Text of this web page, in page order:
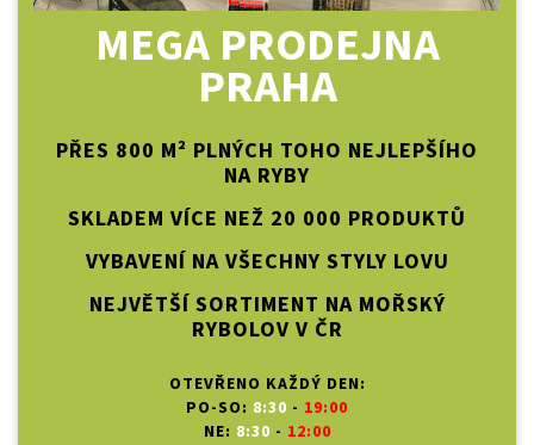
MEGA PRODEJNA
PRAHA
PŘES 800 M² PLNÝCH TOHO NEJLEPŠÍHO
NA RYBY
SKLADEM VÍCE NEŽ 20 000 PRODUKTŮ
VYBAVENÍ NA VŠECHNY STYLY LOVU
NEJVĚTŠÍ SORTIMENT NA MOŘSKÝ
RYBOLOV V ČR
OTEVŘENO KAŽDÝ DEN:
PO-SO: 8:30 - 19:00
NE: 8:30 - 12:00